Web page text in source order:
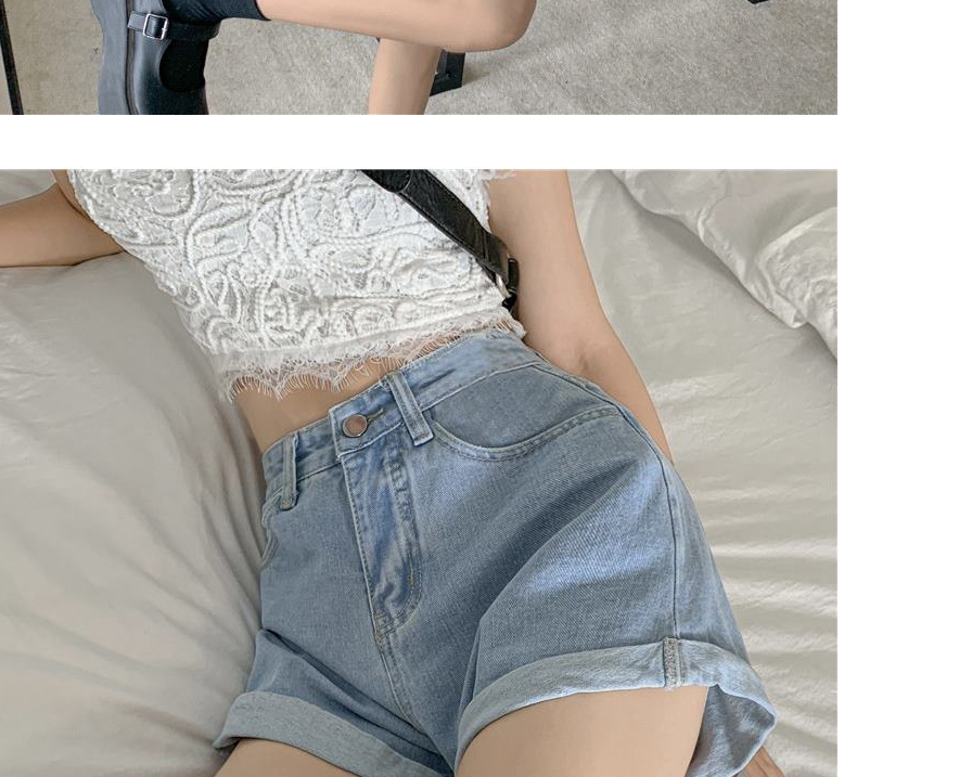
ansuran yang diingini, tarikh akhir pembayaran, dan setelah
mengesahkan pembayaran, transaksi akan selesai.
3. Jumlah kelulusan sebenar, bilangan ansuran dan jumlah bayaran
adalah berdasarkan halaman pengesahan transaksi seterusnya.
4. Dalam masa 30 minit selepas pesanan ditubuhkan, jika tidak pergi
untuk mengesahkan transaksi atau jika tidak lulus semakan, pesanan
penilaian boleh diberikan.
【Penerangan Kaedah Pembayaran】
1. Pembayaran ansuran tidak digabungkan dalam bil telekomunikasi,
"Pembayaran Ansuran Gogo" akan menghantar SMS peringatan
pembayaran selepas tarikh penyelesaian bulanan.
2. Melalui pautan SMS untuk membuka bil, anda boleh memilih untuk
membayar melalui "Kod bar kedai serbaneka / Kedai rasmi Taiwan
Mobile / Pemindahan bank / Pembayaran J街口 / iPASS MONEY" dan
saluran lain.
【Nota Penting】
1. Perkhidmatan ini disediakan oleh "Taiwan Mobile Co., Ltd." untuk
membolehkan pengguna membeli produk atau perkhidmatan melalui
perkhidmatan ini semasa transaksi, dan kedai akan menyerahkan hak
tuntutan harga jual/beli ansuran kepada syarikat ini untuk membayar bil
menggunakan bil syarikat ini.
2. Berdasarkan tujuan kontrak persetujuan pembayaran menggunakan
"Pembayaran Ansuran Gogo", kedai akan memberikan maklumat
peribadi anda (termasuk nama, telefon atau alamat) kepada Taiwan
Mobile untuk pengumpulan, pemprosesan dan penggunaan, untuk
pengesahan, semakan dan pembetulan data yang diperlukan untuk bil
ansuran oleh Taiwan Mobile.
3. Sila baca syarat perkhidmatan pengguna secara lengkap melalui
pautan berikut: https://oppay.tw/userRule